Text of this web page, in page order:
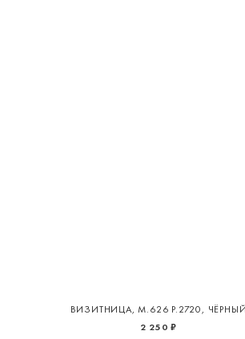
ВИЗИТНИЦА, М.626 Р.2720, ЧЁРНЫЙ
2 250 ₽